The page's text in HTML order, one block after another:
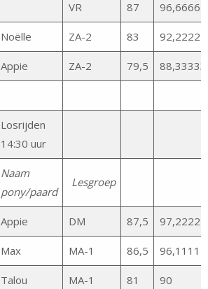
VR 87 96,66667
Noëlle ZA-2 83 92,22222
Appie ZA-2 79,5 88,33333
Losrijden
14:30 uur
Naam
pony/paard
Lesgroep
Appie DM 87,5 97,22222
Max MA-1 86,5 96,11111
Talou MA-1 81 90